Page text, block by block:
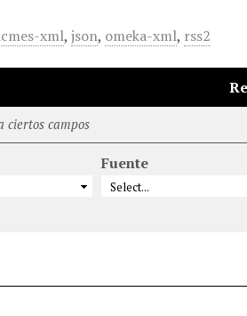
xml,json, omeka-xml, rss2
ciertos campos
Fuente